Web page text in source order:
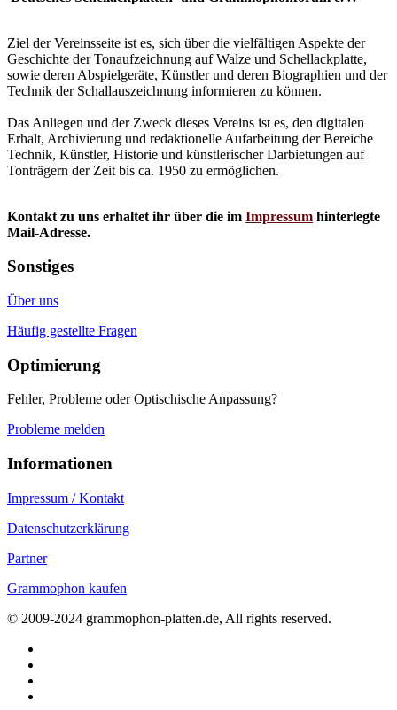
Ziel der Vereinsseite ist es, sich über die vielfältigen Aspekte der
Geschichte der Tonaufzeichnung auf Walze und Schellackplatte,
sowie deren Abspielgeräte, Künstler und deren Biographien und der
Technik der Schallauszeichnung informieren zu können.
Das Anliegen und der Zweck dieses Vereins ist es, den digitalen
Erhalt, Archivierung und redaktionelle Aufarbeitung der Bereiche
Technik, Künstler, Historie und künstlerischer Darbietungen auf
Tonträgern der Zeit bis ca. 1950 zu ermöglichen.
Kontakt zu uns erhaltet ihr über die im Impressum hinterlegte
Mail-Adresse.
Sonstiges
Über uns
Häufig gestellte Fragen
Optimierung
Fehler, Probleme oder Optischische Anpassung?
Probleme melden
Informationen
Impressum / Kontakt
Datenschutzerklärung
Partner
Grammophon kaufen
© 2009-2024 grammophon-platten.de, All rights reserved.